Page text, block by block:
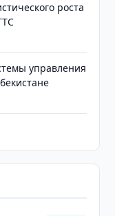
роста
управления